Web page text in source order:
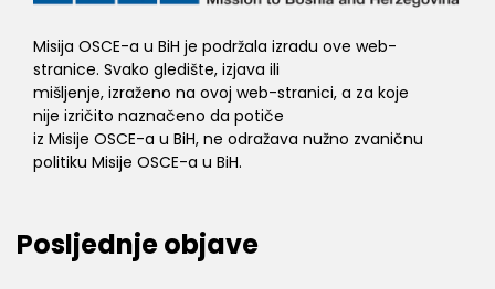
Misija OSCE-a u BiH je podržala izradu ove web-
stranice. Svako gledište, izjava ili
mišljenje, izraženo na ovoj web-stranici, a za koje
nije izričito naznačeno da potiče
iz Misije OSCE-a u BiH, ne odražava nužno zvaničnu
politiku Misije OSCE-a u BiH.
Posljednje objave